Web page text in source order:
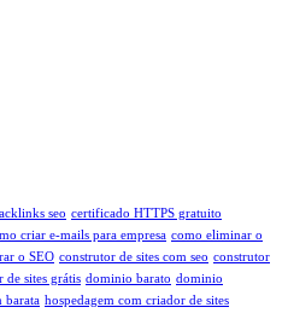
seo certificado HTTPS gratuito
criar e-mails para empresa como eliminar o
o SEO construtor de sites com seo construtor
de sites grátis dominio barato dominio
barata hospedagem com criador de sites